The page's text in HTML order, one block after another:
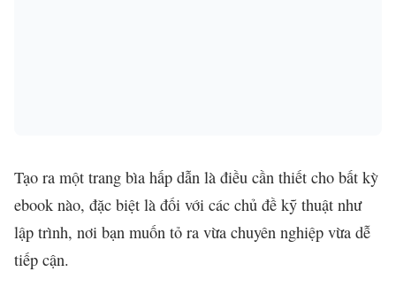
Tạo ra một trang bìa hấp dẫn là điều cần thiết cho bất kỳ
ebook nào, đặc biệt là đối với các chủ đề kỹ thuật như
lập trình, nơi bạn muốn tỏ ra vừa chuyên nghiệp vừa dễ
tiếp cận.